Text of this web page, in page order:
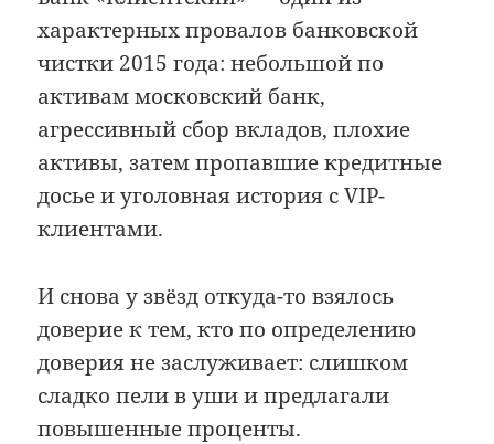
характерных провалов банковской
чистки 2015 года: небольшой по
активам московский банк,
агрессивный сбор вкладов, плохие
активы, затем пропавшие кредитные
досье и уголовная история с VIP-
клиентами.
И снова у звёзд откуда-то взялось
доверие к тем, кто по определению
доверия не заслуживает: слишком
сладко пели в уши и предлагали
повышенные проценты.